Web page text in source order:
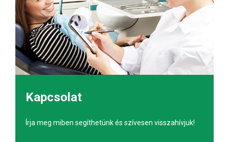
Kapcsolat
Írja meg miben segíthetünk és szívesen visszahívjuk!